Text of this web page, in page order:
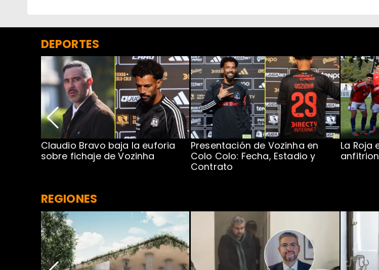
DEPORTES
Claudio Bravo baja la euforia
sobre fichaje de Vozinha
Presentación de Vozinha en
Colo Colo: Fecha, Estadio y
Contrato
La Roja
REGIONES